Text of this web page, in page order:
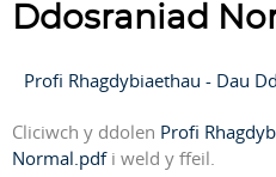
Ddosraniad
Profi Rhagdybiaethau - Dau
Cliciwch y ddolen Profi
Normal.pdfi weld y ffeil.